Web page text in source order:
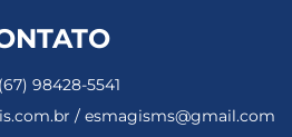
98428-5541
/ esmagisms@gmail.com